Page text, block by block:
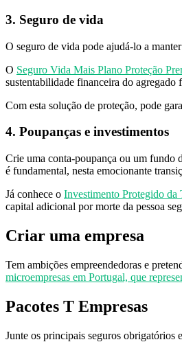
3. Seguro de vida
O seguro de vida pode ajudá-lo a
O Seguro Vida Mais Plano Proteção
sustentabilidade financeira do agregado
Com esta solução de proteção, pode
4. Poupanças e investimentos
Crie uma conta-poupança ou um fundo
é fundamental, nesta emocionante
Já conhece o Investimento Protegido da
capital adicional por morte da pessoa
Criar uma empresa
Tem ambições empreendedoras e
microempresas em Portugal, que
Pacotes T Empresas
Junte os principais seguros obrigatórios